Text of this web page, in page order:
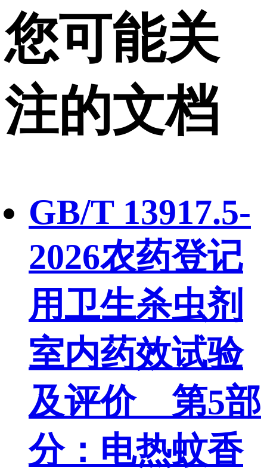
您可能关
注的文档
GB/T 13917.5-
2026农药登记
用卫生杀虫剂
室内药效试验
及评价 第5部
分：电热蚊香